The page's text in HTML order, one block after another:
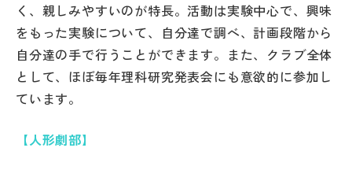
く、親しみやすいのが特長。活動は実験中心で、興味
をもった実験について、自分達で調べ、計画段階から
自分達の手で行うことができます。また、クラブ全体
として、ほぼ毎年理科研究発表会にも意欲的に参加し
ています。
【人形劇部】